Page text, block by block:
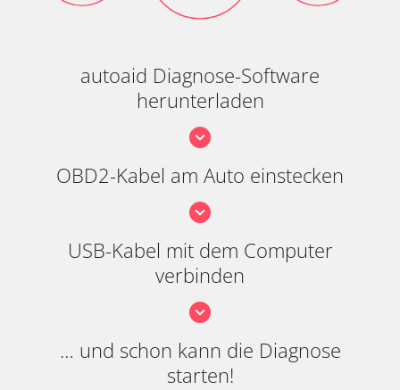
autoaid Diagnose-Software
herunterladen
OBD2-Kabel am Auto einstecken
USB-Kabel mit dem Computer
verbinden
… und schon kann die Diagnose
starten!